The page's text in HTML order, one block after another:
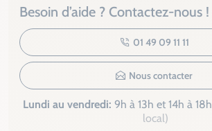
Besoin d’aide ? Contactez-nous !
01 49 09 11 11
Nous contacter
Lundi au vendredi: 9h à 13h et 14h à 18h
local)